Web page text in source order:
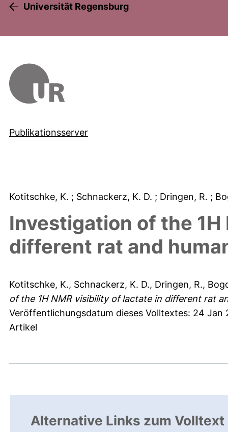
Universität Regensburg
Publikationsserver
Kotitschke, K. ; Schnackerz, K. D. ; Dringen, R. ;
Investigation of the
different rat and
Kotitschke, K., Schnackerz, K. D., Dringen, R.,
of the 1H NMR visibility of lactate in different rat
Veröffentlichungsdatum dieses Volltextes: 24 Jan
Artikel
Alternative Links zum Volltext